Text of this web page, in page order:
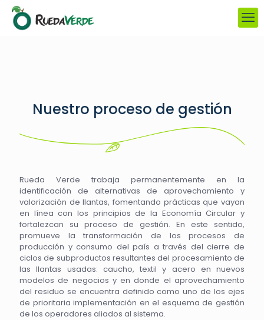
Nuestro proceso de gestión
Rueda Verde trabaja permanentemente en la
identificación de alternativas de aprovechamiento y
valorización de llantas, fomentando prácticas que vayan
en línea con los principios de la Economía Circular y
fortalezcan su proceso de gestión. En este sentido,
promueve la transformación de los procesos de
producción y consumo del país a través del cierre de
ciclos de subproductos resultantes del procesamiento de
las llantas usadas: caucho, textil y acero en nuevos
modelos de negocios y en donde el aprovechamiento
del residuo se encuentra definido como uno de los ejes
de prioritaria implementación en el esquema de gestión
de los operadores aliados al sistema.